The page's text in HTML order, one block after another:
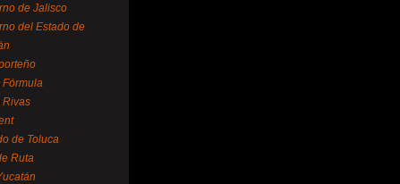
de Jalisco
del Estado de
Fórmula
Rivas
de Toluca
Ruta